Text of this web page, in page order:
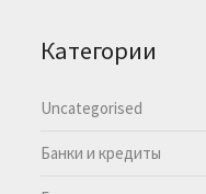
Категории
Uncategorised
Банки и кредиты